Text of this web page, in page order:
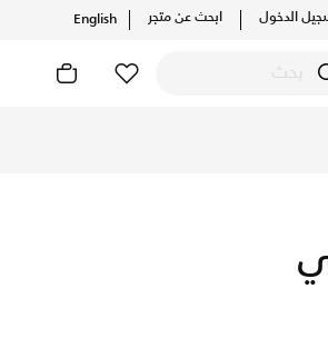
الدخول ابحث عن متجر English